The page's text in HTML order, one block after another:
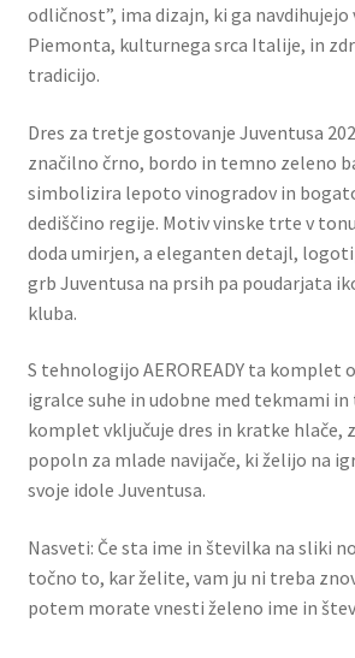
odličnost”, ima dizajn, ki ga navdihujejo
Piemonta, kulturnega srca Italije, in
tradicijo.
Dres za tretje gostovanje Juventusa
značilno črno, bordo in temno zeleno
simbolizira lepoto vinogradov in
dediščino regije. Motiv vinske trte v
doda umirjen, a eleganten detajl,
grb Juventusa na prsih pa poudarjata
kluba.
S tehnologijo AEROREADY ta komplet
igralce suhe in udobne med tekmami
komplet vključuje dres in kratke hlače,
popoln za mlade navijače, ki želijo na
svoje idole Juventusa.
Nasveti: Če sta ime in številka na sliki
točno to, kar želite, vam ju ni treba
potem morate vnesti želeno ime in